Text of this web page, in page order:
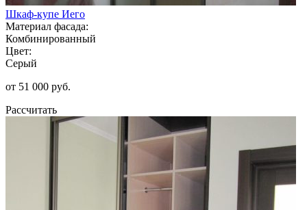
Шкаф-купе Иего
Материал фасада:
Комбинированный
Цвет:
Серый
от 51 000 руб.
Рассчитать